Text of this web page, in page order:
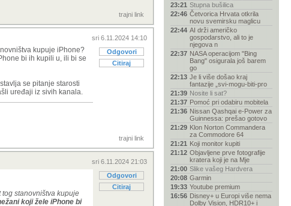
trajni link
sri 6.11.2024 14:10
Odgovori
Citiraj
kupuje iPhone?
bi ih kupili u, ili bi se
se pitanje starosti
uređaji iz sivih kanala.
trajni link
sri 6.11.2024 21:03
Odgovori
Citiraj
stanovništva kupuje
koji žele iPhone bi
23:21 Stupna bušilica
22:46 Četvorica Hrvata otkrila
novu svemirsku maglicu
22:44 AI drži američko
gospodarstvo, ali to je
njegova n
22:37 NASA operacijom "Bing
Bang" osigurala još barem
go
22:13 Je li više došao kraj
fantazije „svi-mogu-biti-pro
21:39 Nosite li sat?
21:37 Pomoć pri odabiru mobitela
21:36 Nissan Qashqai e-Power za
Guinnessa: prešao gotovo
21:29 Klon Norton Commandera
za Commodore 64
21:21 Koji monitor kupiti
21:12 Objavljene prve fotografije
kratera koji je na Mje
21:00 Slike vašeg Hardvera
20:08 Garmin
19:33 Youtube premium
16:56 Disney+ u Europi više nema
Dolby Vision, HDR10+ i